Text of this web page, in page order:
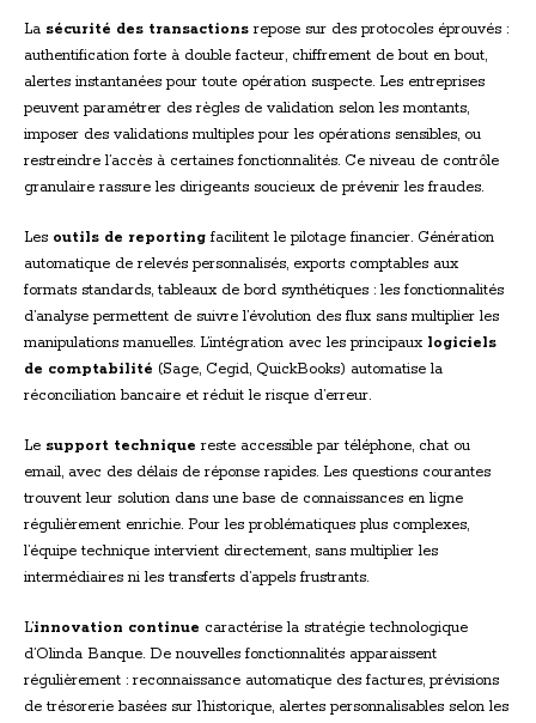
La sécurité des transactions repose sur des protocoles éprouvés :
authentification forte à double facteur, chiffrement de bout en bout,
alertes instantanées pour toute opération suspecte. Les entreprises
peuvent paramétrer des règles de validation selon les montants,
imposer des validations multiples pour les opérations sensibles, ou
restreindre l’accès à certaines fonctionnalités. Ce niveau de contrôle
granulaire rassure les dirigeants soucieux de prévenir les fraudes.
Les outils de reporting facilitent le pilotage financier. Génération
automatique de relevés personnalisés, exports comptables aux
formats standards, tableaux de bord synthétiques : les fonctionnalités
d’analyse permettent de suivre l’évolution des flux sans multiplier les
manipulations manuelles. L’intégration avec les principaux logiciels
de comptabilité (Sage, Cegid, QuickBooks) automatise la
réconciliation bancaire et réduit le risque d’erreur.
Le support technique reste accessible par téléphone, chat ou
email, avec des délais de réponse rapides. Les questions courantes
trouvent leur solution dans une base de connaissances en ligne
régulièrement enrichie. Pour les problématiques plus complexes,
l’équipe technique intervient directement, sans multiplier les
intermédiaires ni les transferts d’appels frustrants.
L’innovation continue caractérise la stratégie technologique
d’Olinda Banque. De nouvelles fonctionnalités apparaissent
régulièrement : reconnaissance automatique des factures, prévisions
de trésorerie basées sur l’historique, alertes personnalisables selon les